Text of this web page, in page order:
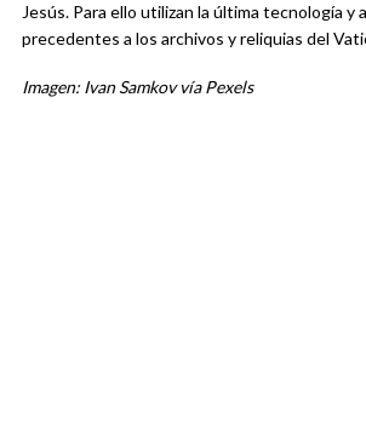
Jesús. Para ello utilizan la última tecnología y
precedentes a los archivos y reliquias del
Imagen: Ivan Samkov vía Pexels